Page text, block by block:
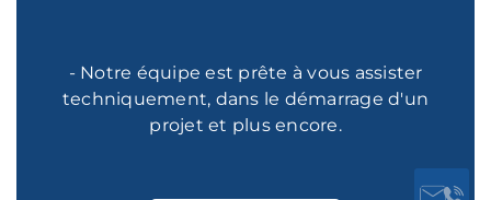
- Notre équipe est prête à vous assister
techniquement, dans le démarrage d'un
projet et plus encore.